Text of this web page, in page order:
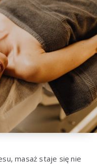
masaż staje się nie